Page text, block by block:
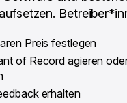
Preis festlegen
of Record agieren
erhalten